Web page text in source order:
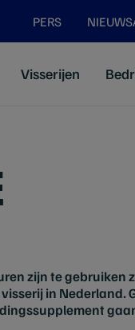
PERS
Visserijen
zijn te gebruiken
in Nederland.